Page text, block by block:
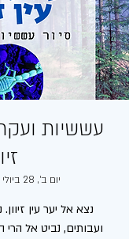
עששיות
יום ב׳, 28 ביולי
נצא אל יער עין
ועבותים, נביט אל